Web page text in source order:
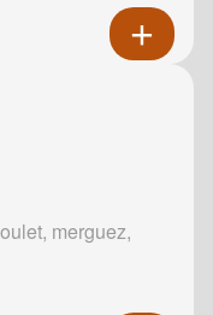
merguez,